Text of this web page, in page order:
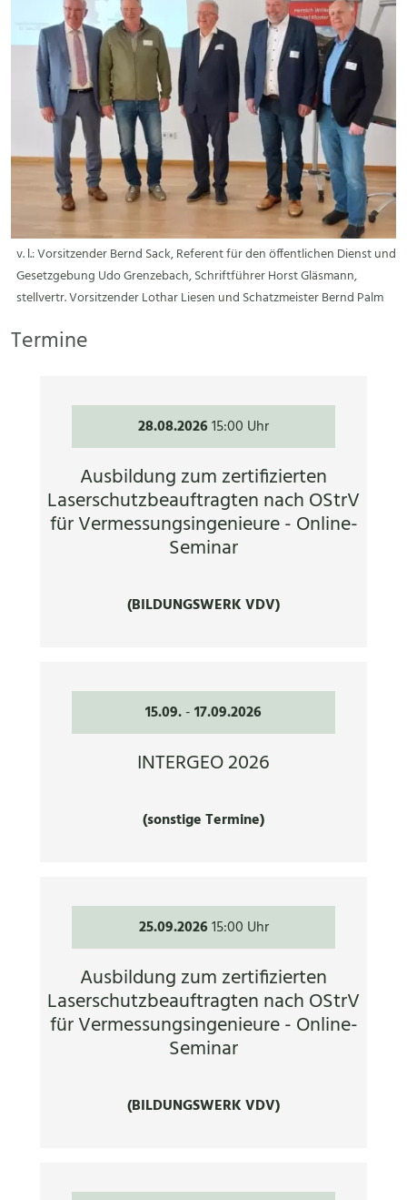
v. l.: Vorsitzender Bernd Sack, Referent für den öffentlichen Dienst und
Gesetzgebung Udo Grenzebach, Schriftführer Horst Gläsmann,
stellvertr. Vorsitzender Lothar Liesen und Schatzmeister Bernd Palm
Termine
28.08.202615:00 Uhr
Ausbildung zum zertifizierten
Laserschutzbeauftragten nach OStrV
für Vermessungsingenieure - Online-
Seminar
(BILDUNGSWERK VDV)
15.09.-17.09.2026
INTERGEO 2026
(sonstige Termine)
25.09.202615:00 Uhr
Ausbildung zum zertifizierten
Laserschutzbeauftragten nach OStrV
für Vermessungsingenieure - Online-
Seminar
(BILDUNGSWERK VDV)